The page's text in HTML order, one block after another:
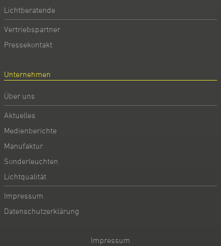
Lichtberatende
Vertriebspartner
Pressekontakt
Unternehmen
Über uns
Aktuelles
Medienberichte
Manufaktur
Sonderleuchten
Lichtqualität
Impressum
Datenschutzerklärung
Impressum